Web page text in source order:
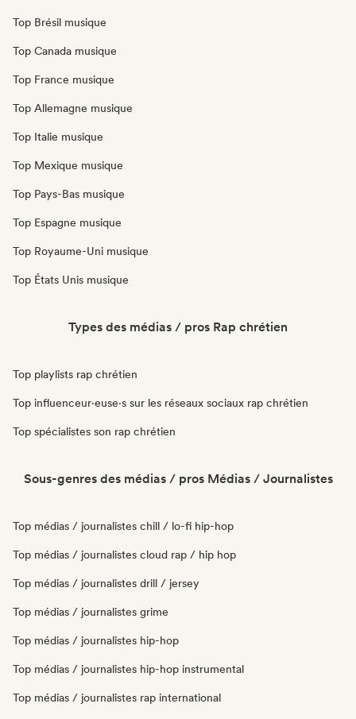
Top Brésil musique
Top Canada musique
Top France musique
Top Allemagne musique
Top Italie musique
Top Mexique musique
Top Pays-Bas musique
Top Espagne musique
Top Royaume-Uni musique
Top États Unis musique
Types des médias / pros Rap chrétien
Top playlists rap chrétien
Top influenceur·euse·s sur les réseaux sociaux rap chrétien
Top spécialistes son rap chrétien
Sous-genres des médias / pros Médias / Journalistes
Top médias / journalistes chill / lo-fi hip-hop
Top médias / journalistes cloud rap / hip hop
Top médias / journalistes drill / jersey
Top médias / journalistes grime
Top médias / journalistes hip-hop
Top médias / journalistes hip-hop instrumental
Top médias / journalistes rap international